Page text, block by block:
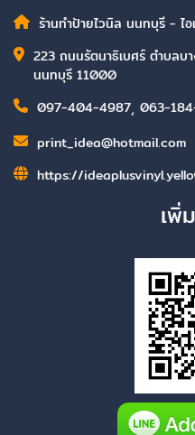
ร้านทำป้ายไวนิล นนทบุรี - ไ
223 ถนนรัตนาธิเบศร์ ตำบลบ
นนทบุรี 11000
097-404-4987, 063-
print_idea@hotmail.com
https://
เพิ่